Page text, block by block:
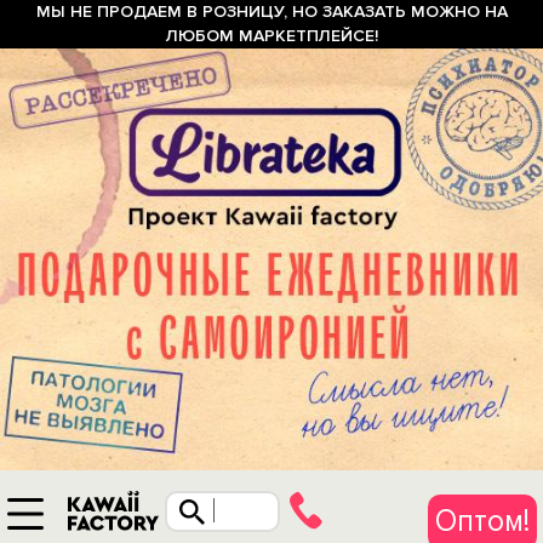
МЫ НЕ ПРОДАЕМ В РОЗНИЦУ, НО ЗАКАЗАТЬ МОЖНО НА
ЛЮБОМ МАРКЕТПЛЕЙСЕ!
Оптом!